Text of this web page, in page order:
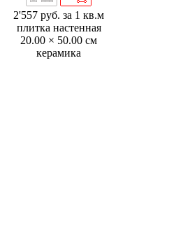
2'557 руб. за 1 кв.м
плитка настенная
20.00 × 50.00 см
керамика